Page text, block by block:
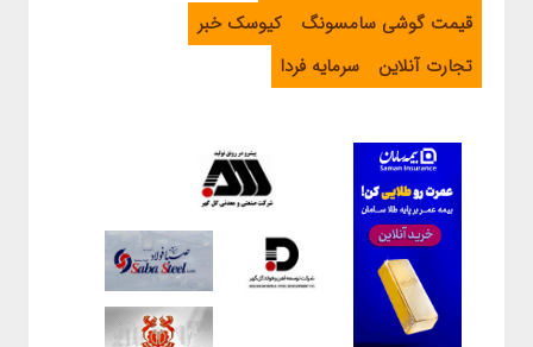
قیمت گوشی سامسونگ
کیوسک خبر
تجارت آنلاین
سرمایه فردا